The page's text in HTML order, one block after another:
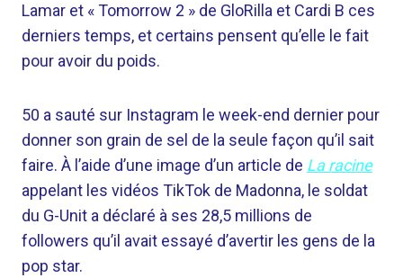
Lamar et « Tomorrow 2 » de GloRilla et Cardi B ces
derniers temps, et certains pensent qu’elle le fait
pour avoir du poids.
50 a sauté sur Instagram le week-end dernier pour
donner son grain de sel de la seule façon qu’il sait
faire. À l’aide d’une image d’un article de La racine
appelant les vidéos TikTok de Madonna, le soldat
du G-Unit a déclaré à ses 28,5 millions de
followers qu’il avait essayé d’avertir les gens de la
pop star.